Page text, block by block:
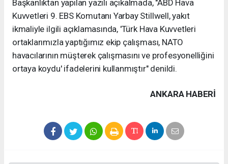
Başkanlıktan yapılan yazılı açıkalmada, "ABD Hava
Kuvvetleri 9. EBS Komutanı Yarbay Stillwell, yakıt
ikmaliyle ilgili açıklamasında, 'Türk Hava Kuvvetleri
ortaklarımızla yaptığımız ekip çalışması, NATO
havacılarının müşterek çalışmasını ve profesyonelliğini
ortaya koydu' ifadelerini kullanmıştır" denildi.
ANKARA HABERİ